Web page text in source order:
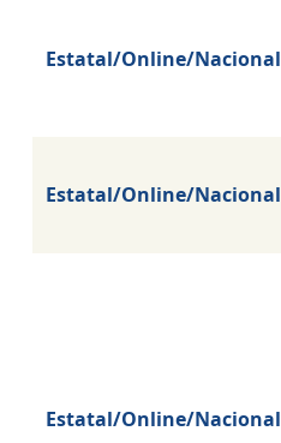
Estatal/Online/Nacional
Estatal/Online/Nacional
Estatal/Online/Nacional